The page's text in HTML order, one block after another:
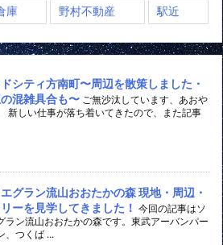
庫 野村不動産 駅近
シティ方南町〜周辺を散策しました・
混雑具合も〜 ご無沙汰しています、あおや
新しい仕事が落ち着いてきたので、また記事
グラン流山おおたかの森 現地・周辺・
ーを見学してきました！ 今回の記事はソ
ラン流山おおたかの森です。東武アーバンパー
、つくば ...